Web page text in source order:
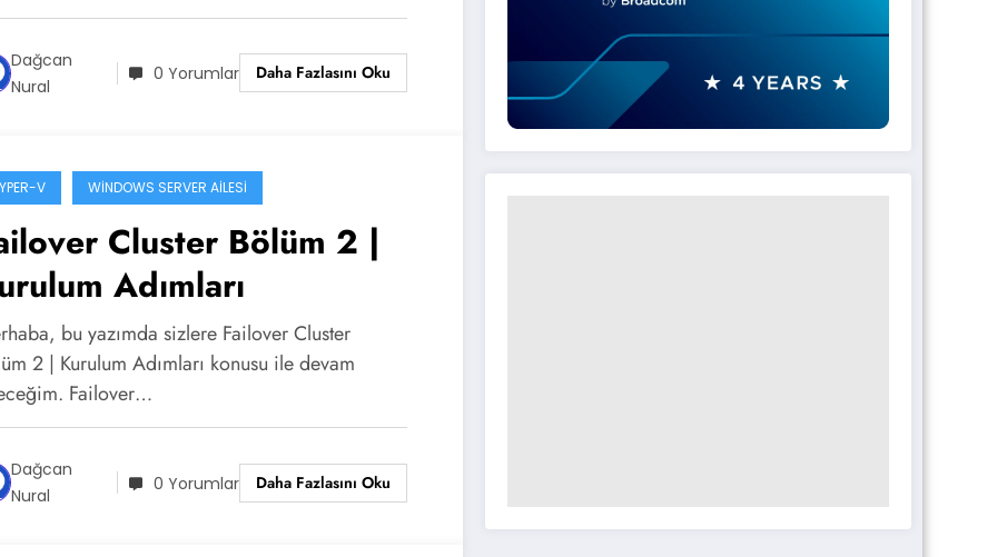
Dağcan
Nural
0 Yorumlar Daha Fazlasını Oku
V WINDOWS SERVER AILESI
Cluster Bölüm 2 |
Adımları
bu yazımda sizlere Failover Cluster
2 | Kurulum Adımları konusu ile devam
Failover…
Dağcan
Nural
0 Yorumlar Daha Fazlasını Oku